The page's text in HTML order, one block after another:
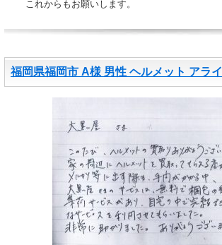
これからもお願いします。
福岡県福岡市 A様 男性 ヘルメット アライ